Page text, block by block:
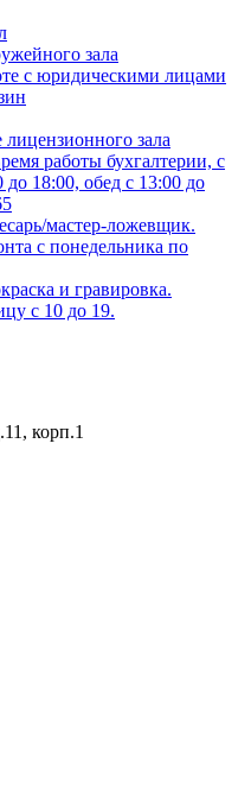
зала
с юридическими лицами
лицензионного зала
работы бухгалтерии, с
18:00, обед с 13:00 до
мастер-ложевщик.
с понедельника по
и гравировка.
с 10 до 19.
корп.1